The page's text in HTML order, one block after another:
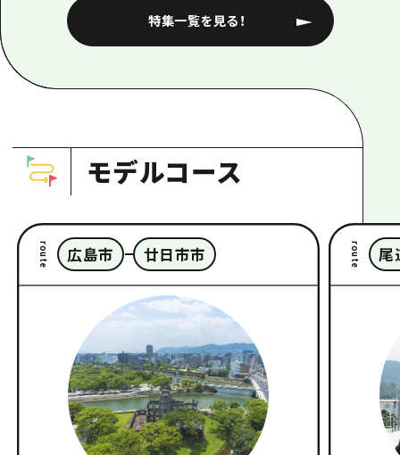
特集一覧を見る！
モデルコース
route 広島市 廿日市市 route 尾